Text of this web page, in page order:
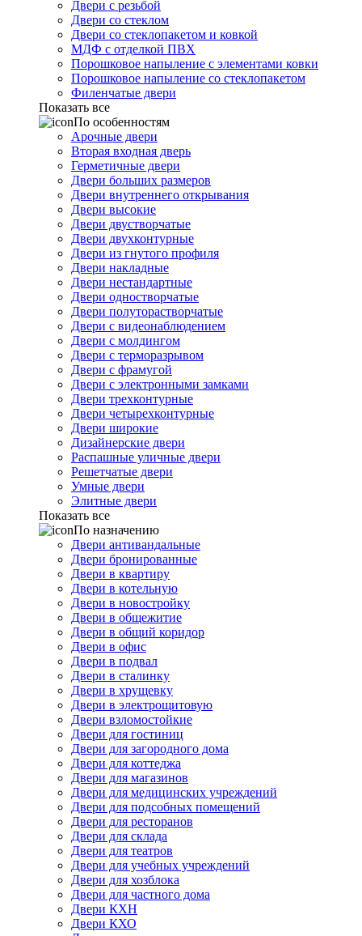
Двери с резьбой
Двери со стеклом
Двери со стеклопакетом и ковкой
МДФ с отделкой ПВХ
Порошковое напыление с элементами ковки
Порошковое напыление со стеклопакетом
Филенчатые двери
Показать все
По особенностям
Арочные двери
Вторая входная дверь
Герметичные двери
Двери больших размеров
Двери внутреннего открывания
Двери высокие
Двери двустворчатые
Двери двухконтурные
Двери из гнутого профиля
Двери накладные
Двери нестандартные
Двери одностворчатые
Двери полуторастворчатые
Двери с видеонаблюдением
Двери с молдингом
Двери с терморазрывом
Двери с фрамугой
Двери с электронными замками
Двери трехконтурные
Двери четырехконтурные
Двери широкие
Дизайнерские двери
Распашные уличные двери
Решетчатые двери
Умные двери
Элитные двери
Показать все
По назначению
Двери антивандальные
Двери бронированные
Двери в квартиру
Двери в котельную
Двери в новостройку
Двери в общежитие
Двери в общий коридор
Двери в офис
Двери в подвал
Двери в сталинку
Двери в хрущевку
Двери в электрощитовую
Двери взломостойкие
Двери для гостиниц
Двери для загородного дома
Двери для коттеджа
Двери для магазинов
Двери для медицинских учреждений
Двери для подсобных помещений
Двери для ресторанов
Двери для склада
Двери для театров
Двери для учебных учреждений
Двери для хозблока
Двери для частного дома
Двери КХН
Двери КХО